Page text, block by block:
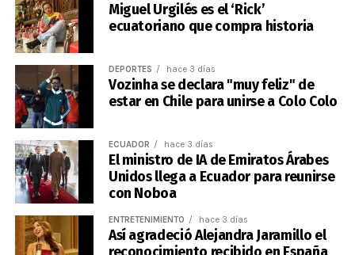
Miguel Urgilés es el ‘Rick’
ecuatoriano que compra historia
DEPORTES hace 3 días
Vozinha se declara "muy feliz" de
estar en Chile para unirse a Colo Colo
ECUADOR hace 3 días
El ministro de IA de Emiratos Árabes
Unidos llega a Ecuador para reunirse
con Noboa
ENTRETENIMIENTO hace 3 días
Así agradeció Alejandra Jaramillo el